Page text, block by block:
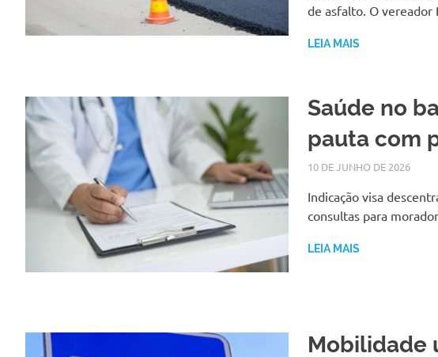
de asfalto. O
LEIA MAIS
Saúde no
pauta com
10 DE JUNHO DE 2026
Indicação visa
consultas para
LEIA MAIS
Mobilidade